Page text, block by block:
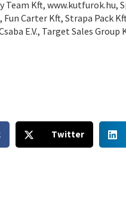
Team Kft, www.kutfurok.hu,
Carter Kft, Strapa Pack
E.V., Target Sales Group
h
Twitter
h